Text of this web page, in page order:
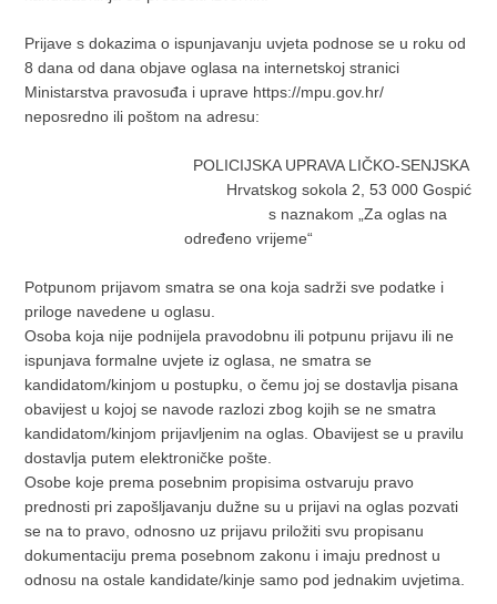
Prijave s dokazima o ispunjavanju uvjeta podnose se u roku od
8 dana od dana objave oglasa na internetskoj stranici
Ministarstva pravosuđa i uprave https://mpu.gov.hr/
neposredno ili poštom na adresu:
POLICIJSKA UPRAVA LIČKO-SENJSKA
Hrvatskog sokola 2, 53 000 Gospić
s naznakom „Za oglas na
određeno vrijeme“
Potpunom prijavom smatra se ona koja sadrži sve podatke i
priloge navedene u oglasu.
Osoba koja nije podnijela pravodobnu ili potpunu prijavu ili ne
ispunjava formalne uvjete iz oglasa, ne smatra se
kandidatom/kinjom u postupku, o čemu joj se dostavlja pisana
obavijest u kojoj se navode razlozi zbog kojih se ne smatra
kandidatom/kinjom prijavljenim na oglas. Obavijest se u pravilu
dostavlja putem elektroničke pošte.
Osobe koje prema posebnim propisima ostvaruju pravo
prednosti pri zapošljavanju dužne su u prijavi na oglas pozvati
se na to pravo, odnosno uz prijavu priložiti svu propisanu
dokumentaciju prema posebnom zakonu i imaju prednost u
odnosu na ostale kandidate/kinje samo pod jednakim uvjetima.